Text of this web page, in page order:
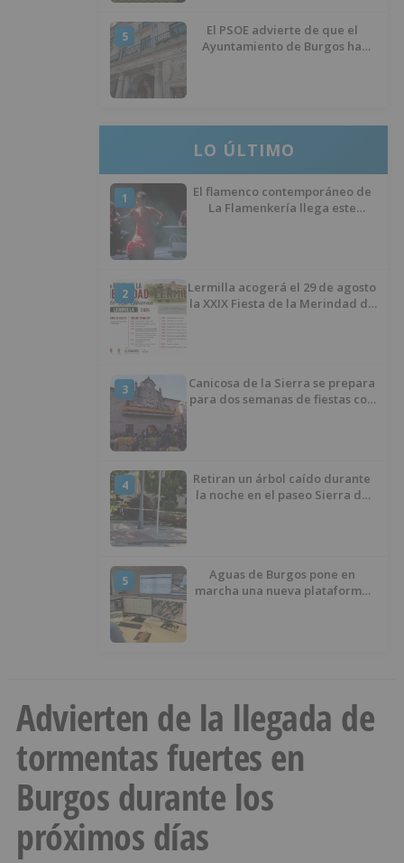
5
El PSOE advierte de que el
Ayuntamiento de Burgos ha
LO ÚLTIMO
1
El flamenco contemporáneo de
La Flamenkería llega este
2
Lermilla acogerá el 29 de agosto
la XXIX Fiesta de la Merindad de
3
Canicosa de la Sierra se prepara
para dos semanas de fiestas con
4
Retiran un árbol caído durante
la noche en el paseo Sierra de
5
Aguas de Burgos pone en
marcha una nueva plataforma
Advierten de la llegada de
tormentas fuertes en
Burgos durante los
próximos días